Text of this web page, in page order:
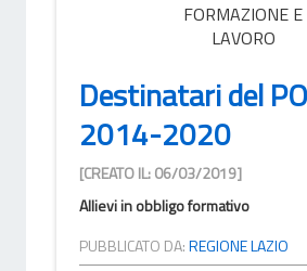
FORMAZIONE E
LAVORO
Destinatari del
2014-2020
[CREATO IL: 06/03/2019]
Allievi in obbligo formativo
PUBBLICATO DA:REGIONE LAZIO